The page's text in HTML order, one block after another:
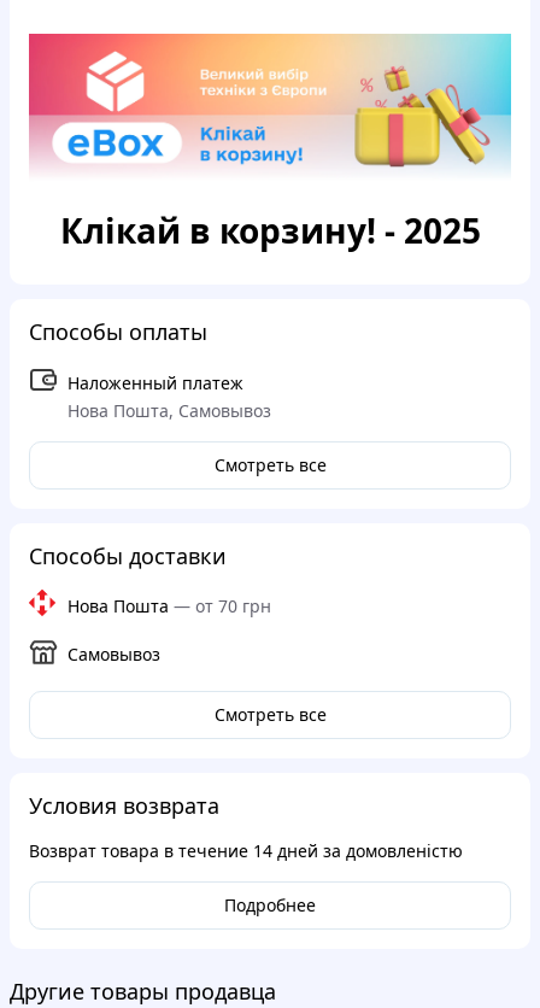
Клікай в корзину! - 2025
Способы оплаты
Наложенный платеж
Нова Пошта, Самовывоз
Смотреть все
Способы доставки
Нова Пошта — от 70 грн
Самовывоз
Смотреть все
Условия возврата
Возврат товара в течение 14 дней за домовленістю
Подробнее
Другие товары продавца